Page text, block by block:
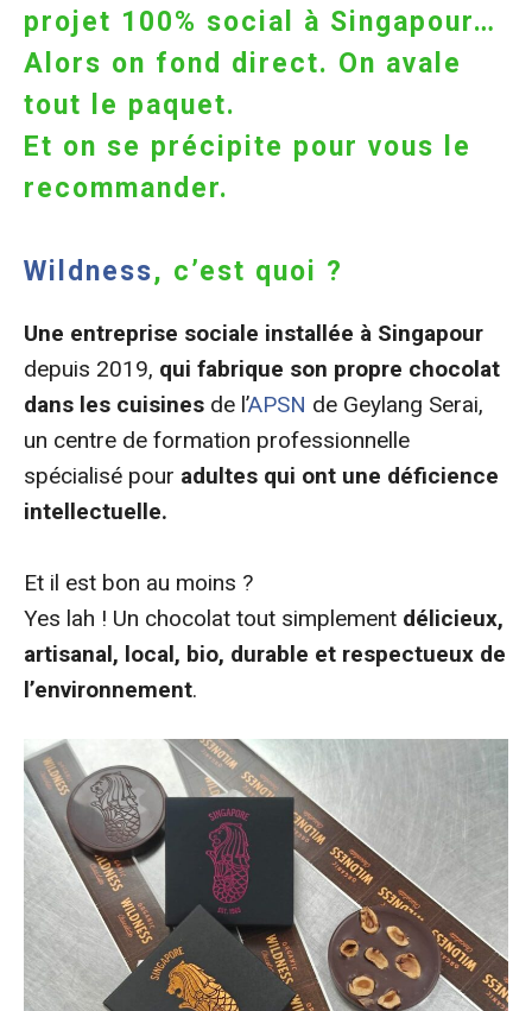
projet 100% social à Singapour…
Alors on fond direct. On avale
tout le paquet.
Et on se précipite pour vous le
recommander.
Wildness, c’est quoi ?
Une entreprise sociale installée à Singapour
depuis 2019, qui fabrique son propre chocolat
dans les cuisines de l’APSN de Geylang Serai,
un centre de formation professionnelle
spécialisé pour adultes qui ont une déficience
intellectuelle.
Et il est bon au moins ?
Yes lah ! Un chocolat tout simplement délicieux,
artisanal, local, bio, durable et respectueux de
l’environnement.